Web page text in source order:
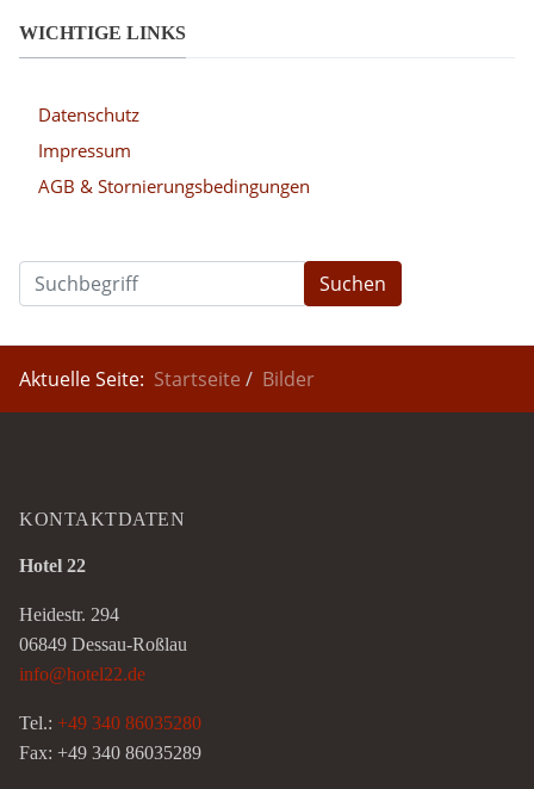
WICHTIGE LINKS
Datenschutz
Impressum
AGB & Stornierungsbedingungen
Suchen
Aktuelle Seite: Startseite Bilder
KONTAKTDATEN
Hotel 22
Heidestr. 294
06849 Dessau-Roßlau
info@hotel22.de
Tel.: +49 340 86035280
Fax: +49 340 86035289